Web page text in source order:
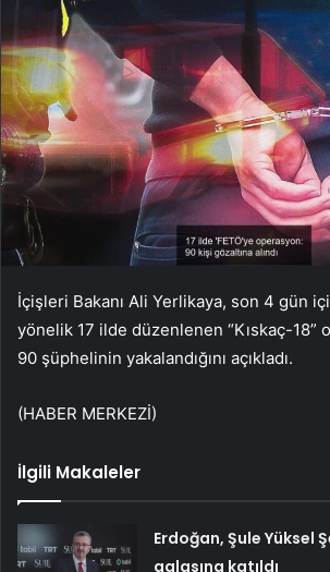
İçişleri Bakanı Ali Yerlikaya, son 4 gün
yönelik 17 ilde düzenlenen “Kıskaç-18”
90 şüphelinin yakalandığını açıkladı.
(HABER MERKEZİ)
İlgili Makaleler
Erdoğan, Şule Yüksel
galasına katıldı